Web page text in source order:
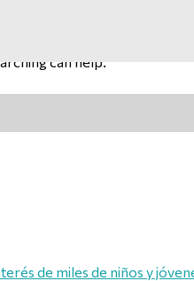
can help.
de miles de niños y